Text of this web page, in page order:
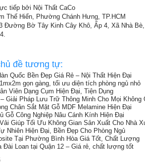
tiếp bởi Nội Thất CaCo
Thế Hiển, Phường Chánh Hưng, TP.HCM
Đường Bờ Tây Kinh Cây Khô, Ấp 4, Xã Nhà Bè,
đề tương tự:
Quốc Bền Đẹp Giá Rẻ – Nội Thất Hiện Đại
gọn gàng, tối ưu diện tích phòng ngủ nhỏ
Viên Dạng Cụm Hiện Đại, Tiện Dụng
Giải Pháp Lưu Trữ Thông Minh Cho Mọi Không
Chân Sắt Mặt Gỗ MDF Melamine Hiện Đại
Gỗ Công Nghiệp Nâu Cánh Kính Hiện Đại
Giúp Tối Ưu Không Gian Sản Xuất Cho Nhà
Nhiên Hiện Đại, Bền Đẹp Cho Phòng Ngủ
Tại Phường Bình Hòa Giá Tốt, Chất Lượng
Đài Loan tại Quận 12 – Giá rẻ, chất lượng tốt